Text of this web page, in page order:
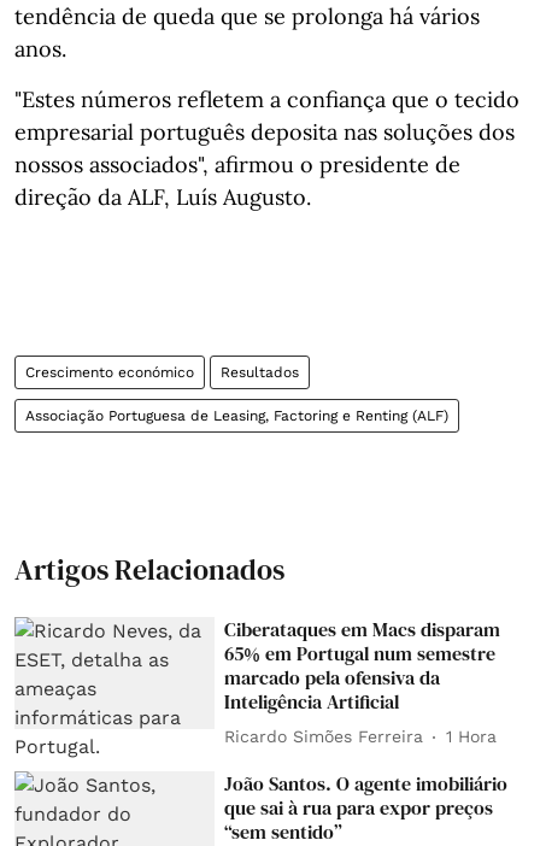
tendência de queda que se prolonga há vários
anos.
"Estes números refletem a confiança que o tecido
empresarial português deposita nas soluções dos
nossos associados", afirmou o presidente de
direção da ALF, Luís Augusto.
Crescimento económico Resultados
Associação Portuguesa de Leasing, Factoring e Renting (ALF)
Artigos Relacionados
Ciberataques em Macs disparam
65% em Portugal num semestre
marcado pela ofensiva da
Inteligência Artificial
Ricardo Simões Ferreira 1 Hora
João Santos. O agente imobiliário
que sai à rua para expor preços
“sem sentido”